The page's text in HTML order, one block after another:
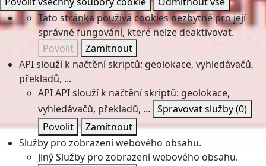
Tato stránka používá cookies nezbytné pro její
správné fungování, které nelze deaktivovat.
Povolit
Zamítnout
API slouží k načtění skriptů: geolokace, vyhledávačů,
překladů, ...
APIAPI slouží k načtění skriptů: geolokace,
vyhledávačů, překladů, ... Spravovat služby(0)
Povolit
Zamítnout
Služby pro zobrazení webového obsahu.
JinýSlužby pro zobrazení webového obsahu.